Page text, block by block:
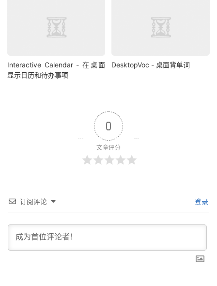
Interactive Calendar - 在桌面
显示日历和待办事项
DesktopVoc - 桌面背单词
0
文章评分
订阅评论 登录